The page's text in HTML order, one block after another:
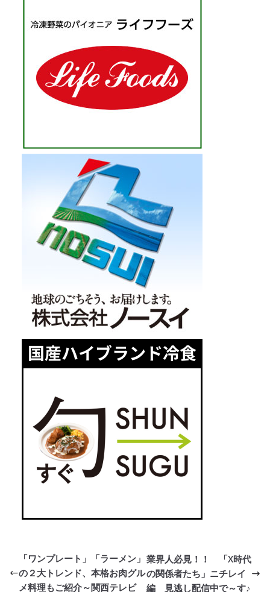
「ワンプレート」「ラーメン」
の２大トレンド、本格お肉グル
メ料理もご紹介～関西テレビ
業界人必見！！ 「X時代
の関係者たち」ニチレイ
編 見逃し配信中で～す♪